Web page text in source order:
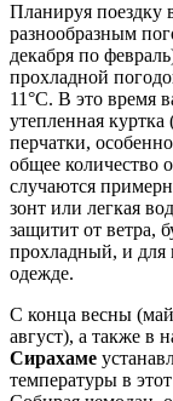
Планируя поездку
разнообразным
декабря по
прохладной
11°C. В это время
утепленная
перчатки,
общее количество
случаются
зонт или легкая
защитит от ветра,
прохладный, и для
одежде.
С конца весны
август), а также в
Сирахаме
температуры в